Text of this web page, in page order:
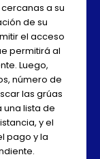
a su
de su
el acceso
permitirá al
Luego,
número de
las grúas
lista de
y el
pago y la